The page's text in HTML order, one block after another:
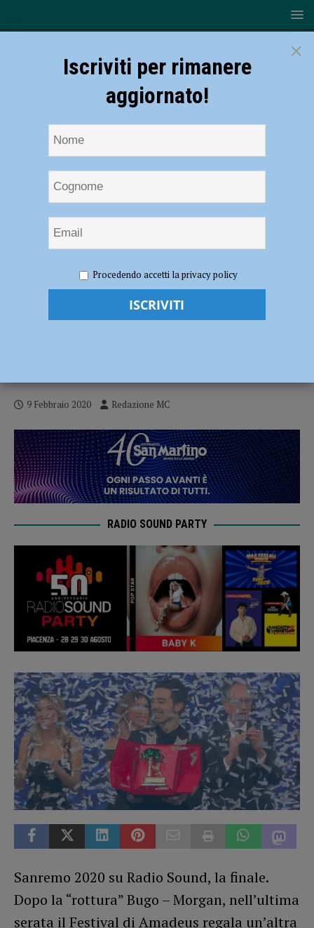
Radio Sound, la finale. Vincitore spoilerato: trionfa Diodato. Record di
Sanremo 2020 su Radio Sound, la finale.
9 Febbraio 2020 Redazione MC
RADIO SOUND PARTY
Sanremo 2020 su Radio Sound, la finale.
Dopo la “rottura” Bugo – Morgan, nell’ultima
serata il Festival di Amadeus regala un’altra
×
Iscriviti per rimanere
aggiornato!
Procedendo accetti la privacy policy